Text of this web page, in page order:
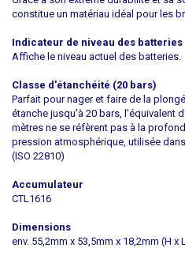
constitue un matériau idéal pour les
Indicateur de niveau des batteries
Affiche le niveau actuel des batteries.
Classe d'étanchéité (20 bars)
Parfait pour nager et faire de la
étanche jusqu'à 20 bars, l'équivalent
mètres ne se réfèrent pas à la
pression atmosphérique, utilisée
(ISO 22810)
Accumulateur
CTL1616
Dimensions
env. 55,2mm x 53,5mm x 18,2mm (H x